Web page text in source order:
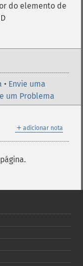
do elemento de
• Envie uma
um Problema
＋ adicionar nota